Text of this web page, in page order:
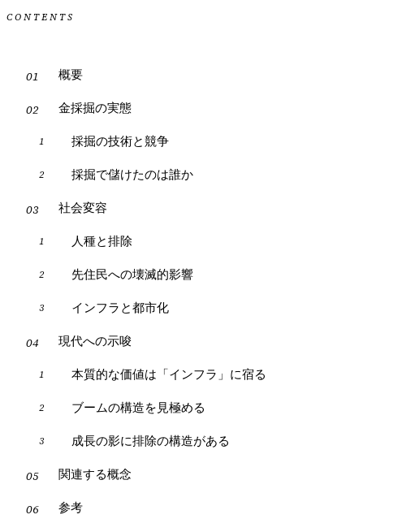
CONTENTS
概要
金採掘の実態
採掘の技術と競争
採掘で儲けたのは誰か
社会変容
人種と排除
先住民への壊滅的影響
インフラと都市化
現代への示唆
本質的な価値は「インフラ」に宿る
ブームの構造を見極める
成長の影に排除の構造がある
関連する概念
参考